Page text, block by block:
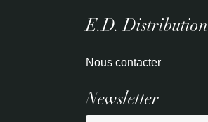
E.D. Distribution
Nous contacter
Newsletter